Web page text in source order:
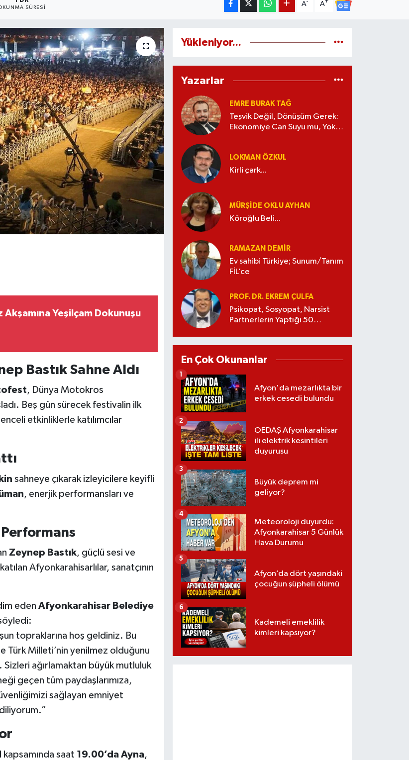
SÜRESI
A- A+
Yeşilçam Dokunuşu
Bastık Sahne Aldı
, Dünya Motokros
Beş gün sürecek festivalin ilk
etkinliklerle katılımcılar
sahneye çıkarak izleyicilere keyifli
, enerjik performansları ve
Zeynep Bastık, güçlü sesi ve
Afyonkarahisarlılar, sanatçının
eden Afyonkarahisar Belediye
topraklarına hoş geldiniz. Bu
Milleti’nin yenilmez olduğunu
ağırlamaktan büyük mutluluk
geçen tüm paydaşlarımıza,
sağlayan emniyet
saat 19.00’da Ayna,
Yükleniyor...
Yazarlar
EMRE BURAK TAĞ
Teşvik Değil, Dönüşüm Gerek:
Ekonomiye Can Suyu mu, Yoksa
LOKMAN ÖZKUL
Kirli çark...
MÜRŞIDE OKLU AYHAN
Köroğlu Beli...
RAMAZAN DEMİR
Ev sahibi Türkiye; Sunum/Tanım
FİL’ce
PROF. DR. EKREM ÇULFA
Psikopat, Sosyopat, Narsist
Partnerlerin Yaptığı 50
En Çok Okunanlar
Afyon'da mezarlıkta bir
erkek cesedi bulundu
1
OEDAŞ Afyonkarahisar
ili elektrik kesintileri
duyurusu
2
Büyük deprem mi
geliyor?
3
Meteoroloji duyurdu:
Afyonkarahisar 5 Günlük
Hava Durumu
4
Afyon’da dört yaşındaki
çocuğun şüpheli ölümü
5
Kademeli emeklilik
kimleri kapsıyor?
6